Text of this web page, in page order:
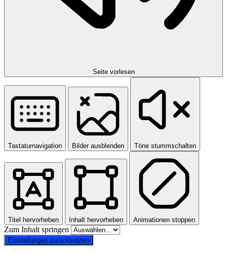
Seite vorlesen
Tastaturnavigation Bilder ausblenden Töne stummschalten
Titel hervorheben Inhalt hervorheben Animationen stoppen
Zum Inhalt springen
Einstellungen zurücksetzen